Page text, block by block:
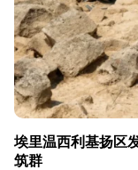
埃里温西利基扬区
筑群